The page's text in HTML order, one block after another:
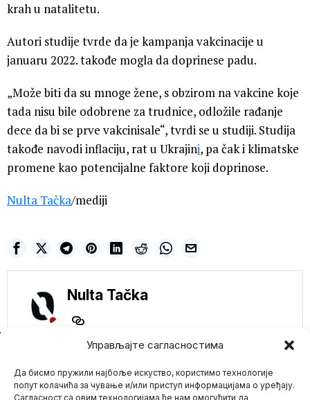
Управљајте сагласностима
Да бисмо пружили најбоље искуство, користимо технологије
попут колачића за чување и/или приступ информацијама о уређају.
Сагласност са овим технологијама ће нам омогућити да
krah u natalitetu.
Autori studije tvrde da je kampanja vakcinacije u
januaru 2022. takođe mogla da doprinese padu.
„Može biti da su mnoge žene, s obzirom na vakcine koje
tada nisu bile odobrene za trudnice, odložile rađanje
dece da bi se prve vakcinisale“, tvrdi se u studiji. Studija
takođe navodi inflaciju, rat u Ukrajini, pa čak i klimatske
promene kao potencijalne faktore koji doprinose.
Nulta Tačka/mediji
Nulta Tačka
Ralf Barik stvorio
COVID-19 u Faučijevoj
laboratoriji: Projekat